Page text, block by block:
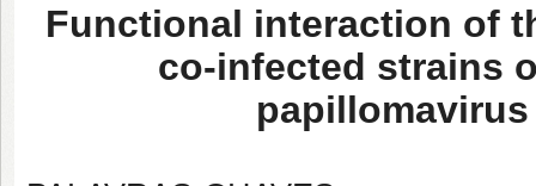
Functional interaction of
co-infected strains
papillomavirus